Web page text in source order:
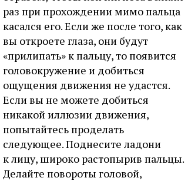
раз при прохождении мимо пальца
касался его. Если же после того, как
вы откроете глаза, они будут
«прилипать» к пальцу, то появится
головокружение и добиться
ощущения движения не удастся.
Если вы не можете добиться
никакой иллюзии движения,
попытайтесь проделать
следующее. Поднесите ладони
к лицу, широко растопырив пальцы.
Делайте повороты головой,